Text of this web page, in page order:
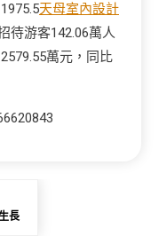
天母室內設計
待游客142.06萬人
萬元，同比
長